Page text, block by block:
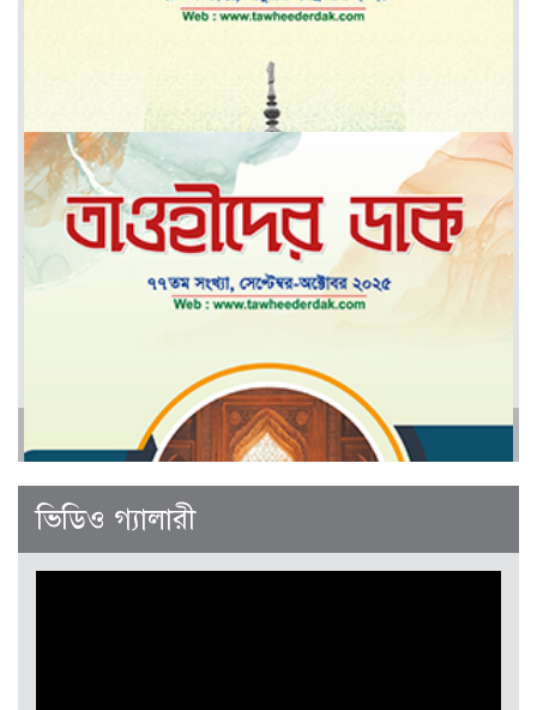
মার্চ-এপ্রিল ২০২৬
জানুয়ারী-ফেব্রুয়ারী ২০২৬
আরও
ভিডিও গ্যালারী